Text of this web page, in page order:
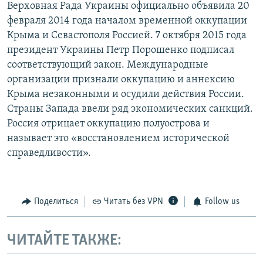
Верховная Рада Украины официально объявила 20
февраля 2014 года началом временной оккупации
Крыма и Севастополя Россией. 7 октября 2015 года
президент Украины Петр Порошенко подписал
соответствующий закон. Международные
организации признали оккупацию и аннексию
Крыма незаконными и осудили действия России.
Страны Запада ввели ряд экономических санкций.
Россия отрицает оккупацию полуострова и
называет это «восстановлением исторической
справедливости».
Поделиться Читать без VPN Follow us
ЧИТАЙТЕ ТАКЖЕ: